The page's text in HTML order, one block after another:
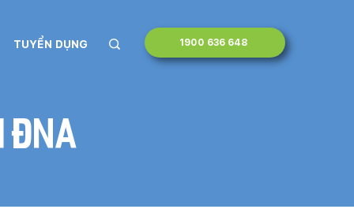
1900 636 648
TUYỂN DỤNG